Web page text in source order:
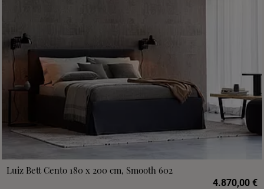
Luiz Bett Cento 180 x 200 cm, Smooth 602
4.870,00 €